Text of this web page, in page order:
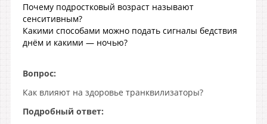
Почему подростковый возраст называют
сенситивным?
Какими способами можно подать сигналы бедствия
днём и какими — ночью?
Вопрос:
Как влияют на здоровье транквилизаторы?
Подробный ответ: